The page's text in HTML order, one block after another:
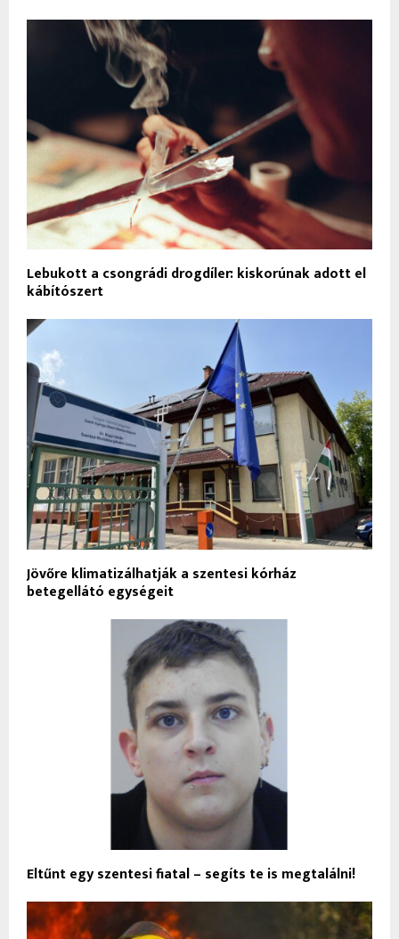
Lebukott a csongrádi drogdíler: kiskorúnak adott el
kábítószert
Jövőre klimatizálhatják a szentesi kórház
betegellátó egységeit
Eltűnt egy szentesi fiatal – segíts te is megtalálni!